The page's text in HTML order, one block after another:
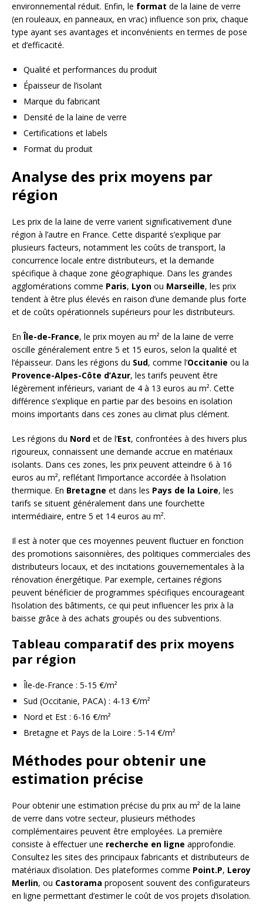
environnemental réduit. Enfin, le format de la laine de verre
(en rouleaux, en panneaux, en vrac) influence son prix, chaque
type ayant ses avantages et inconvénients en termes de pose
et d’efficacité.
Qualité et performances du produit
Épaisseur de l’isolant
Marque du fabricant
Densité de la laine de verre
Certifications et labels
Format du produit
Analyse des prix moyens par
région
Les prix de la laine de verre varient significativement d’une
région à l’autre en France. Cette disparité s’explique par
plusieurs facteurs, notamment les coûts de transport, la
concurrence locale entre distributeurs, et la demande
spécifique à chaque zone géographique. Dans les grandes
agglomérations comme Paris, Lyon ou Marseille, les prix
tendent à être plus élevés en raison d’une demande plus forte
et de coûts opérationnels supérieurs pour les distributeurs.
EnÎle-de-France, le prix moyen au m² de la laine de verre
oscille généralement entre 5 et 15 euros, selon la qualité et
l’épaisseur. Dans les régions du Sud, comme l’Occitanie ou la
Provence-Alpes-Côte d’Azur, les tarifs peuvent être
légèrement inférieurs, variant de 4 à 13 euros au m². Cette
différence s’explique en partie par des besoins en isolation
moins importants dans ces zones au climat plus clément.
Les régions du Nord et de l’Est, confrontées à des hivers plus
rigoureux, connaissent une demande accrue en matériaux
isolants. Dans ces zones, les prix peuvent atteindre 6 à 16
euros au m², reflétant l’importance accordée à l’isolation
thermique. En Bretagne et dans les Pays de la Loire, les
tarifs se situent généralement dans une fourchette
intermédiaire, entre 5 et 14 euros au m².
Il est à noter que ces moyennes peuvent fluctuer en fonction
des promotions saisonnières, des politiques commerciales des
distributeurs locaux, et des incitations gouvernementales à la
rénovation énergétique. Par exemple, certaines régions
peuvent bénéficier de programmes spécifiques encourageant
l’isolation des bâtiments, ce qui peut influencer les prix à la
baisse grâce à des achats groupés ou des subventions.
Tableau comparatif des prix moyens
par région
Île-de-France : 5-15 €/m²
Sud (Occitanie, PACA) : 4-13 €/m²
Nord et Est : 6-16 €/m²
Bretagne et Pays de la Loire : 5-14 €/m²
Méthodes pour obtenir une
estimation précise
Pour obtenir une estimation précise du prix au m² de la laine
de verre dans votre secteur, plusieurs méthodes
complémentaires peuvent être employées. La première
consiste à effectuer une recherche en ligne approfondie.
Consultez les sites des principaux fabricants et distributeurs de
matériaux d’isolation. Des plateformes comme Point.P, Leroy
Merlin, ou Castorama proposent souvent des configurateurs
en ligne permettant d’estimer le coût de vos projets d’isolation.